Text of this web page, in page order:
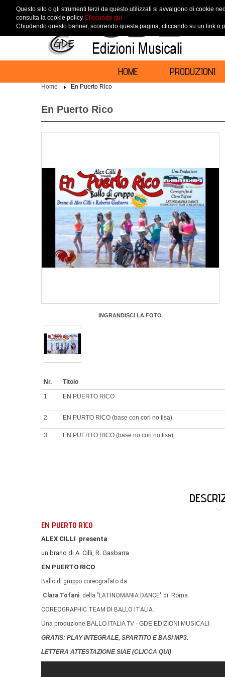
HOME PRODUZIONI
Home En Puerto Rico
En Puerto Rico
INGRANDISCI LA FOTO
Nr. Titolo
1 EN PUERTO RICO
2 EN PURTO RICO (base con cori no fisa)
3 EN PUERTO RICO (base no cori no fisa)
EN PUERTO RICO
ALEX CILLI presenta
un brano di A. Cilli, R. Gasbarra
EN PUERTO RICO
Ballo di gruppo coreografato da:
Clara Tofani della "LATINOMANIA DANCE" di Roma
COREOGRAPHIC TEAM DI BALLO ITALIA .
Una produzione BALLO ITALIA TV - GDE EDIZIONI MUSICALI
GRATIS: PLAY INTEGRALE, SPARTITO E BASi MP3.
LETTERA ATTESTAZIONE SIAE (CLICCA QUI)
Questo sito o gli strumenti terzi da questo utilizzati si avvalgono di cookie
consulta la cookie policy Cliccando qui
Chiudendo questo banner, scorrendo questa pagina, cliccando su un link